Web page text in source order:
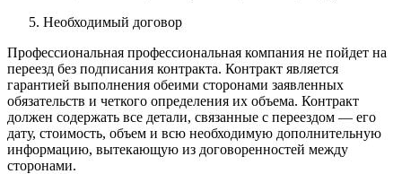
Необходимый договор
Профессиональная профессиональная компания не пойдет на
переезд без подписания контракта. Контракт является
гарантией выполнения обеими сторонами заявленных
обязательств и четкого определения их объема. Контракт
должен содержать все детали, связанные с переездом — его
дату, стоимость, объем и всю необходимую дополнительную
информацию, вытекающую из договоренностей между
сторонами.